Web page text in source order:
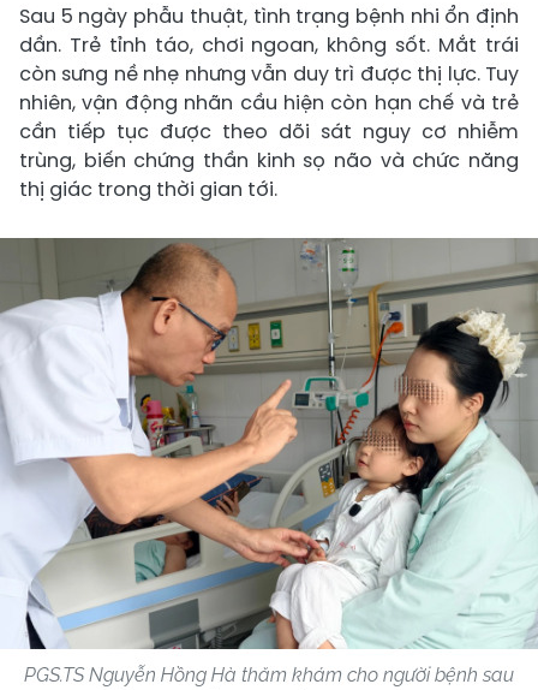
Sau 5 ngày phẫu thuật, tình trạng bệnh nhi ổn định
dần. Trẻ tỉnh táo, chơi ngoan, không sốt. Mắt trái
còn sưng nề nhẹ nhưng vẫn duy trì được thị lực. Tuy
nhiên, vận động nhãn cầu hiện còn hạn chế và trẻ
cần tiếp tục được theo dõi sát nguy cơ nhiễm
trùng, biến chứng thần kinh sọ não và chức năng
thị giác trong thời gian tới.
PGS.TS Nguyễn Hồng Hà thăm khám cho người bệnh sau